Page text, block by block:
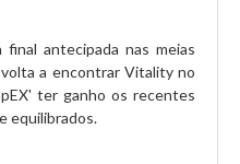
antecipada nas meias
a encontrar Vitality no
ter ganho os recentes
equilibrados.